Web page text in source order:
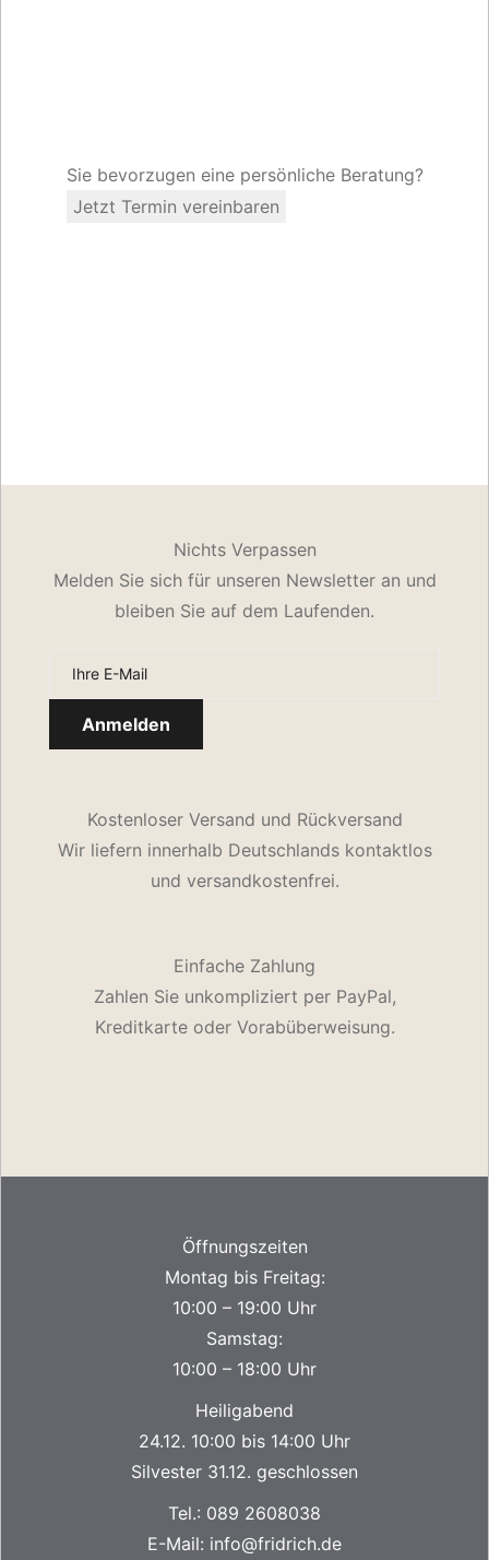
Sie bevorzugen eine persönliche Beratung?
Jetzt Termin vereinbaren
Nichts Verpassen
Melden Sie sich für unseren Newsletter an und
bleiben Sie auf dem Laufenden.
Kostenloser Versand und Rückversand
Wir liefern innerhalb Deutschlands kontaktlos
und versandkostenfrei.
Einfache Zahlung
Zahlen Sie unkompliziert per PayPal,
Kreditkarte oder Vorabüberweisung.
Öffnungszeiten
Montag bis Freitag:
10:00 – 19:00 Uhr
Samstag:
10:00 – 18:00 Uhr
Heiligabend
24.12. 10:00 bis 14:00 Uhr
Silvester 31.12. geschlossen
Tel.: 089 2608038
E-Mail: info@fridrich.de